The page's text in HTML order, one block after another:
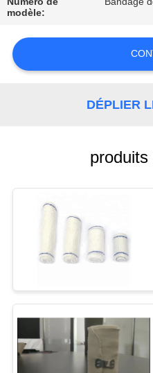
NOUS
modèle:
DÉPLIER
produits